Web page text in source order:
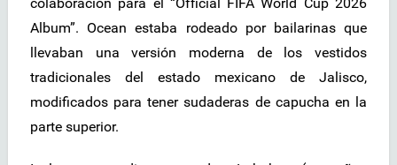
Album”. Ocean estaba rodeado por bailarinas que
llevaban una versión moderna de los vestidos
tradicionales del estado mexicano de Jalisco,
modificados para tener sudaderas de capucha en la
parte superior.